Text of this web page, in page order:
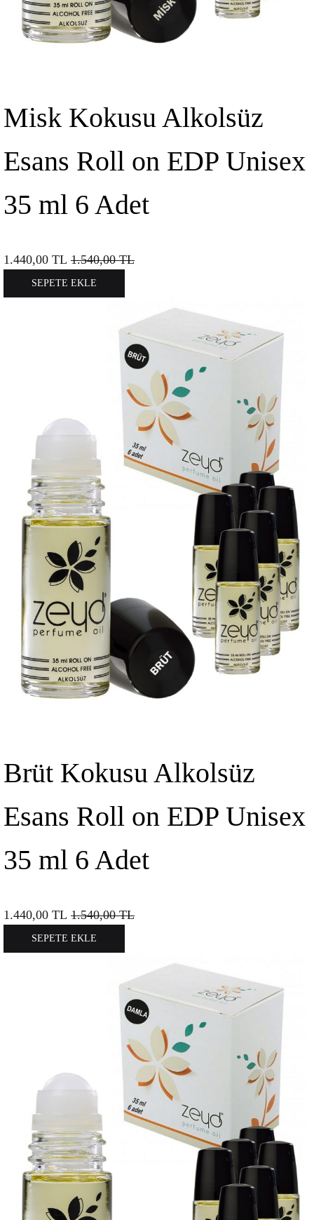
Misk Kokusu Alkolsüz
Esans Roll on EDP Unisex
35 ml 6 Adet
1.440,00 TL 1.540,00TL
SEPETE EKLE
Brüt Kokusu Alkolsüz
Esans Roll on EDP Unisex
35 ml 6 Adet
1.440,00 TL 1.540,00TL
SEPETE EKLE